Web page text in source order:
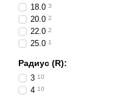
18.0 3
20.0 2
22.0 2
25.0 1
Радиус (R):
3 10
4 10